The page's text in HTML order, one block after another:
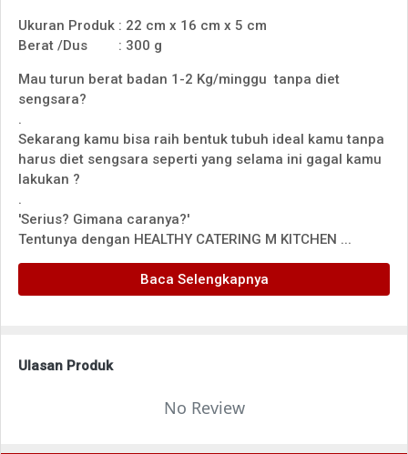
Ukuran Produk : 22 cm x 16 cm x 5 cm
Berat /Dus
: 300 g
Mau turun berat badan 1-2 Kg/minggu tanpa diet
sengsara?
.
Sekarang kamu bisa raih bentuk tubuh ideal kamu tanpa
harus diet sengsara seperti yang selama ini gagal kamu
lakukan ?
.
'Serius? Gimana caranya?'
Tentunya dengan HEALTHY CATERING M KITCHEN ...
Baca Selengkapnya
Ulasan Produk
No Review